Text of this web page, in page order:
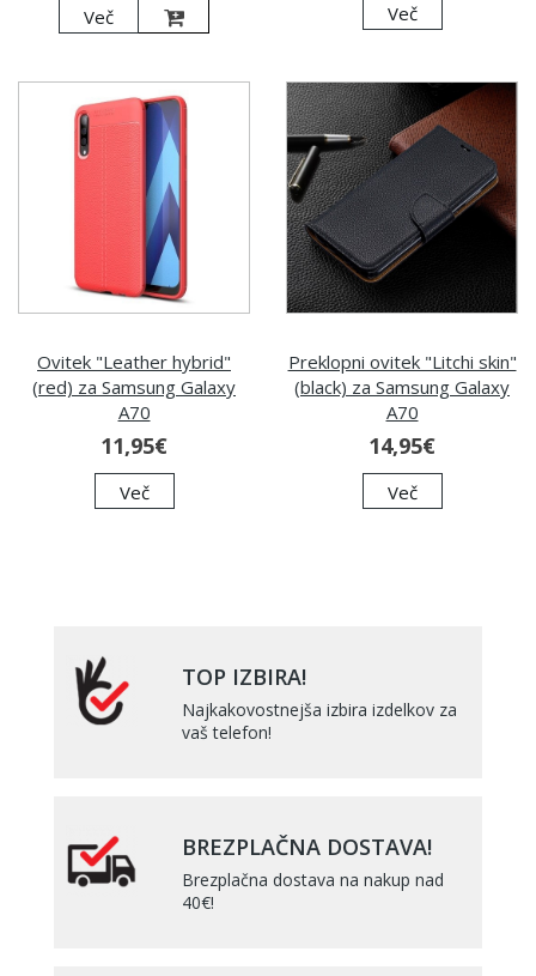
Več Več
Ovitek "Leather hybrid"
(red) za Samsung Galaxy
A70
11,95€
Več
Preklopni ovitek "Litchi skin"
(black) za Samsung Galaxy
A70
14,95€
Več
TOP IZBIRA!
Najkakovostnejša izbira izdelkov za
vaš telefon!
BREZPLAČNA DOSTAVA!
Brezplačna dostava na nakup nad
40€!